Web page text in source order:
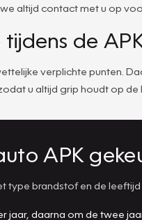
altijd contact met u op
de
verplichte punten.
u altijd grip houdt op de
APK
type brandstof en de leeftijd
jaar, daarna om de twee